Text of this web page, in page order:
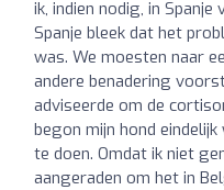
ik, indien nodig, in
Spanje bleek dat het
was. We moesten naar
andere benadering
adviseerde om de
begon mijn hond
te doen. Omdat ik niet
aangeraden om het in